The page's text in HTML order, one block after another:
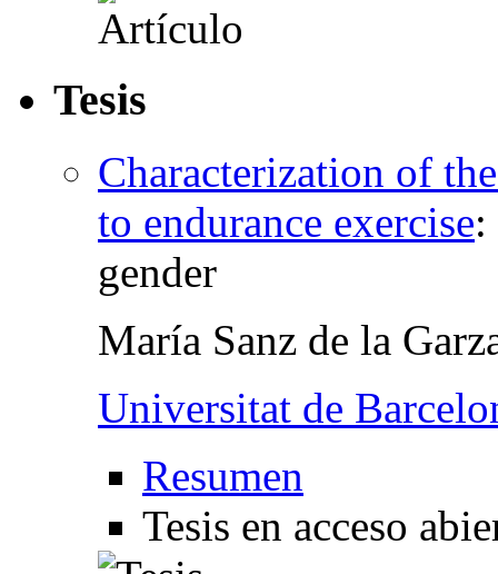
Tesis
Characterization of
to endurance exercise:
gender
María Sanz de la
Universitat de
Resumen
Tesis en acceso